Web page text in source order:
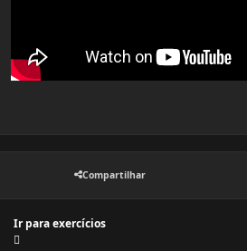
Compartilhar
Ir para exercícios